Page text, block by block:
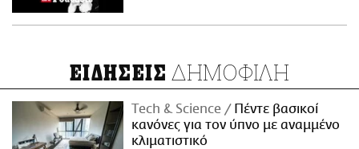
ΕΙΔΗΣΕΙΣ ΔΗΜΟΦΙΛΗ
Τech & Science
Πέντε βασικοί
κανόνες για τον ύπνο με αναμμένο
κλιματιστικό